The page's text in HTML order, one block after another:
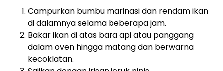
Campurkan bumbu marinasi dan rendam ikan
di dalamnya selama beberapa jam.
Bakar ikan di atas bara api atau panggang
dalam oven hingga matang dan berwarna
kecoklatan.